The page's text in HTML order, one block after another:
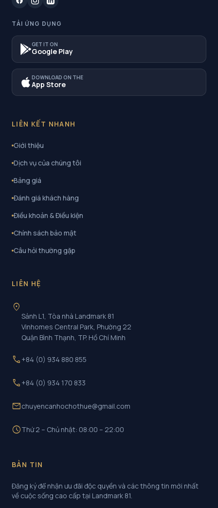
TẢI ỨNG DỤNG
GET IT ON
Google Play
DOWNLOAD ON THE
App Store
LIÊN KẾT NHANH
Giới thiệu
Dịch vụ của chúng tôi
Bảng giá
Đánh giá khách hàng
Điều khoản & Điều kiện
Chính sách bảo mật
Câu hỏi thường gặp
LIÊN HỆ
location_on
Sảnh L1, Tòa nhà Landmark 81
Vinhomes Central Park, Phường 22
Quận Bình Thạnh, TP. Hồ Chí Minh
call +84 (0) 934 880 855
call +84 (0) 934 170 833
mailchuyencanhochothue@gmail.com
scheduleThứ 2 – Chủ nhật: 08:00 – 22:00
BẢN TIN
Đăng ký để nhận ưu đãi độc quyền và các thông tin mới nhất
về cuộc sống cao cấp tại Landmark 81.